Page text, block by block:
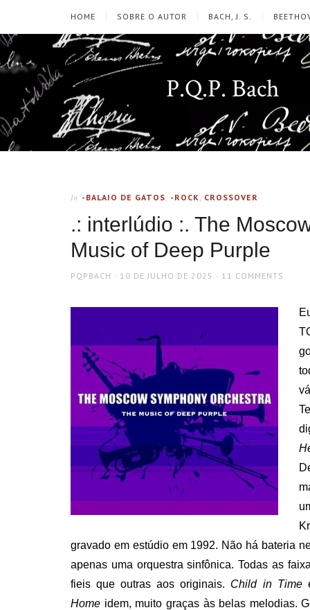
HOME SOBRE O AUTOR BACH, J. S.
P.Q.P. Bach
In -BALAIO DE GATOS, -ROCK, CROSSOVER
.: interlúdio :. The
Music of Deep Purple
AUTHOR
PQPBACH
POSTED
10 DE JULHO DE 2025 11 COMMENTS
gravado em estúdio em 1992. Não há bateria
apenas uma orquestra sinfônica. Todas as
fieis que outras aos originais. Child in Time
Home idem, muito graças às belas melodias.